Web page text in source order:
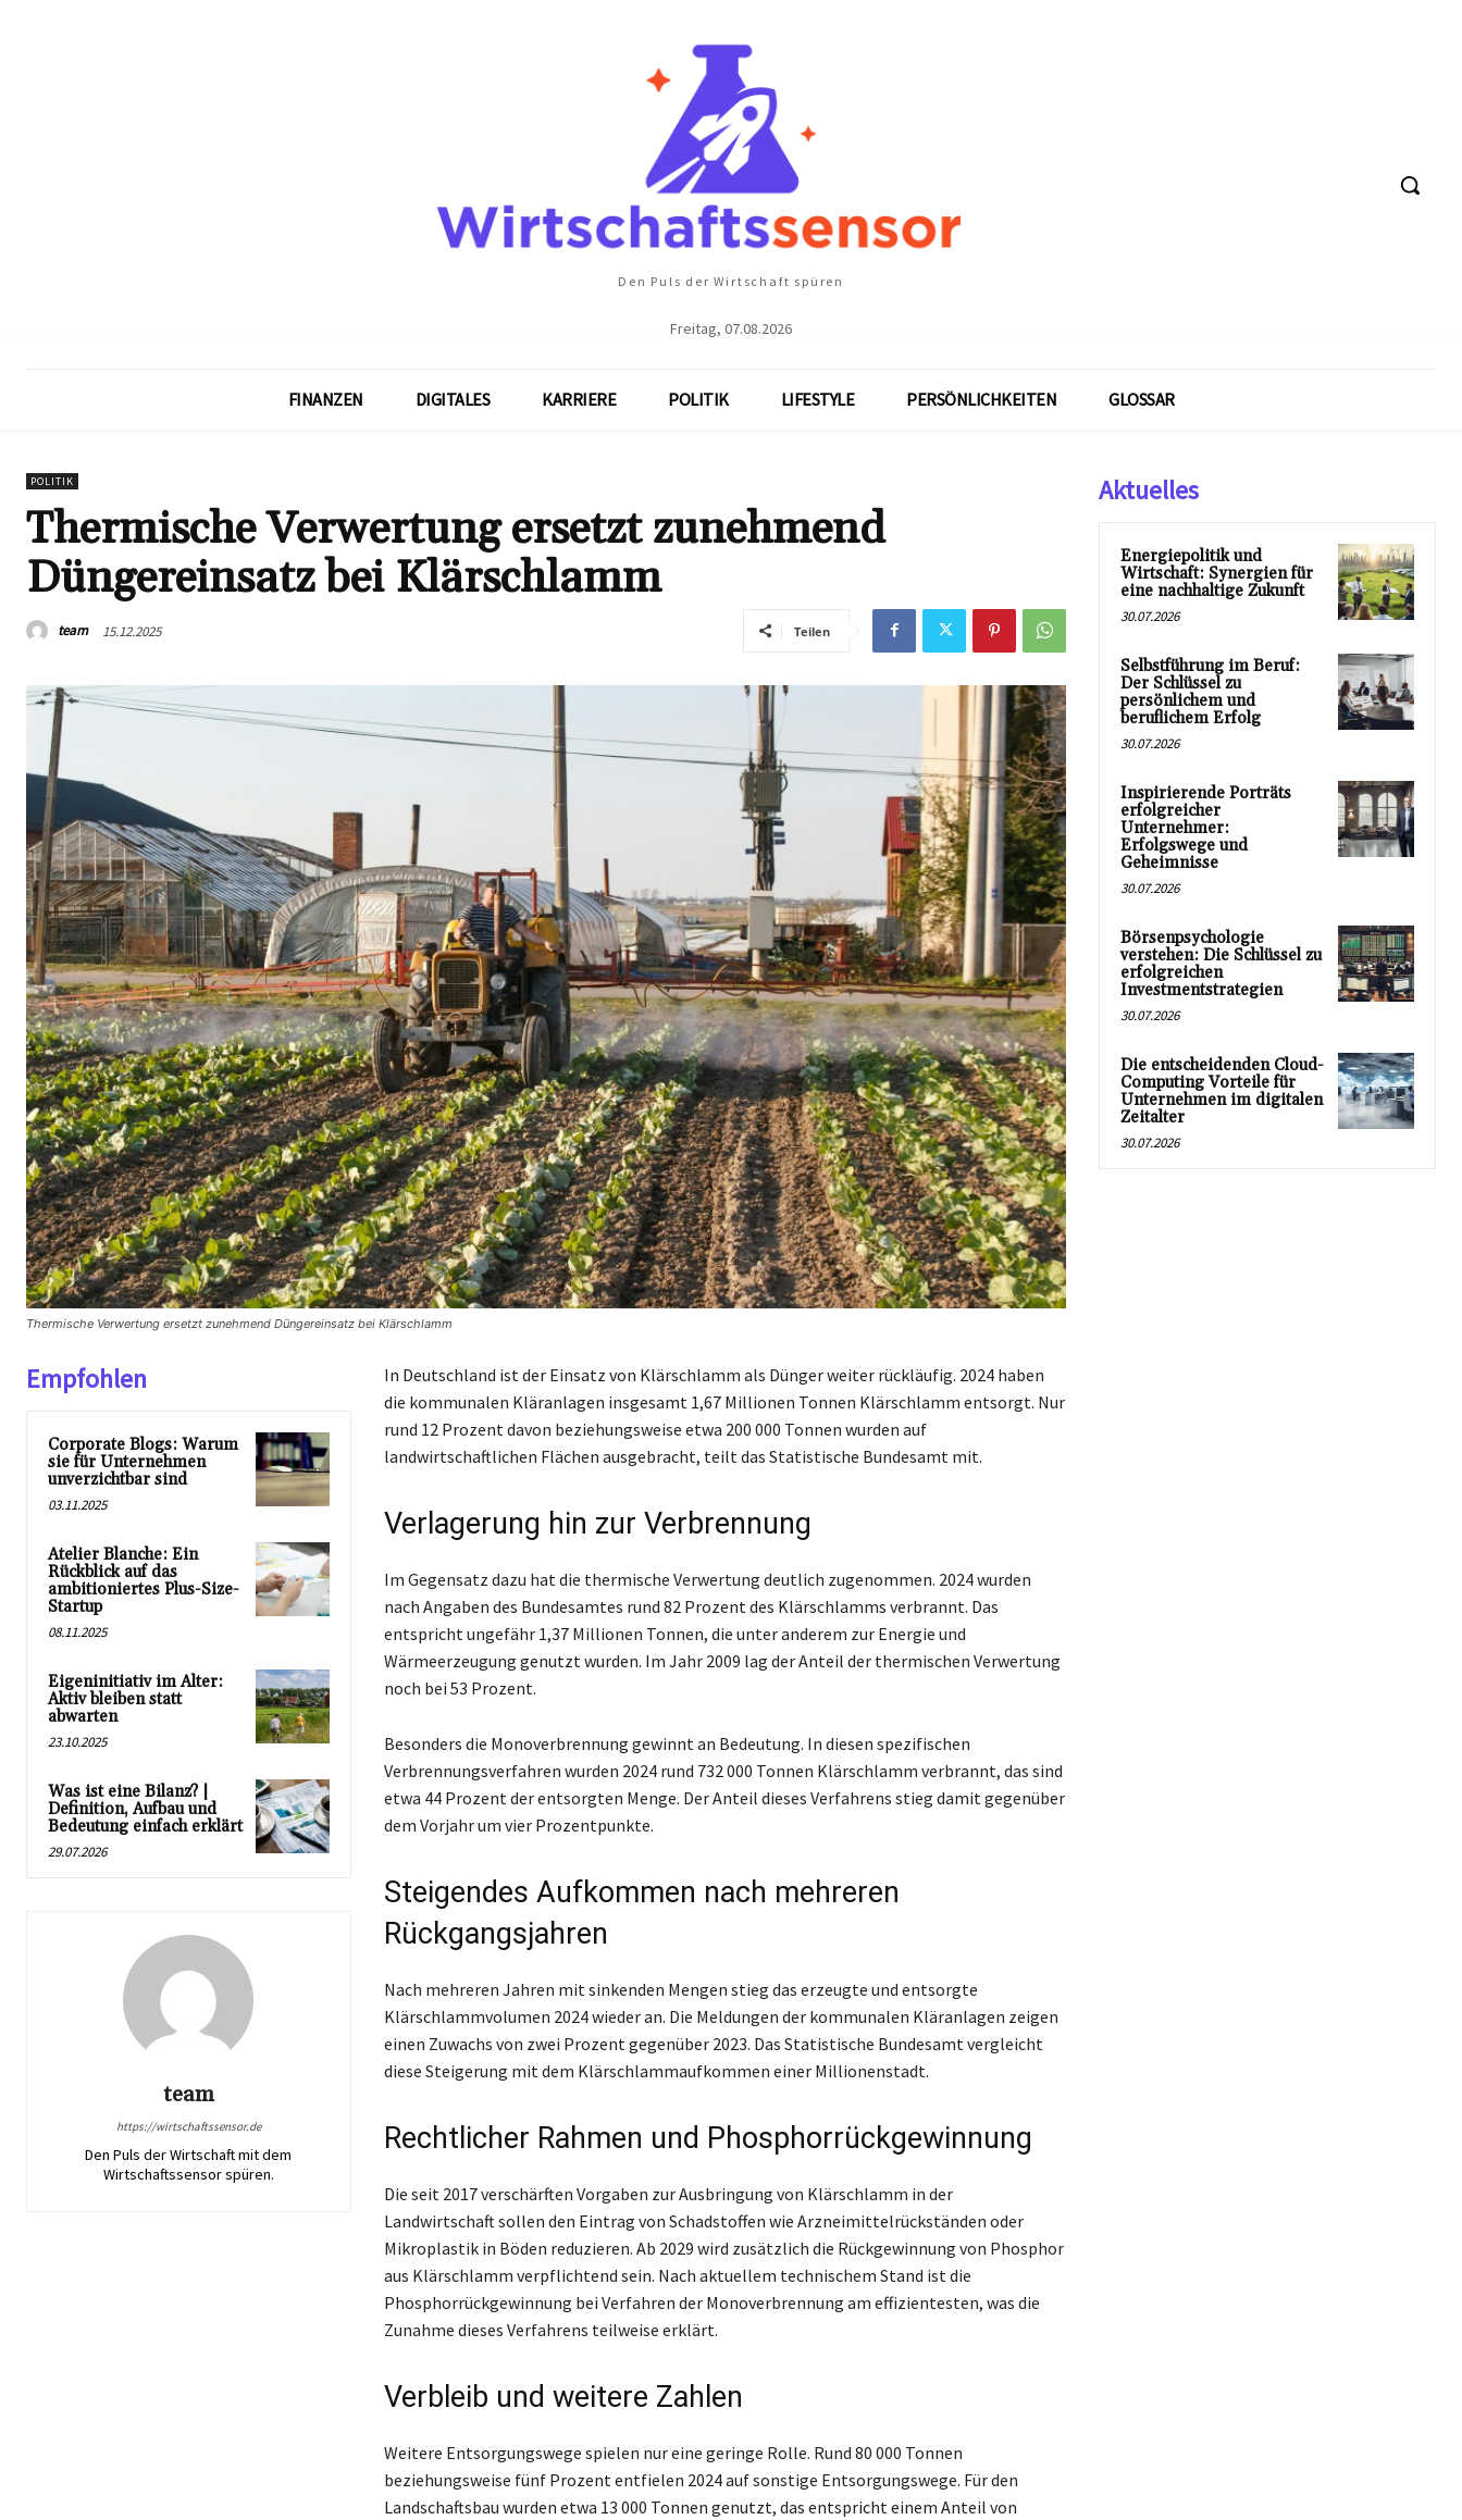
Den Puls der Wirtschaft spüren
Freitag, 07.08.2026
FINANZEN DIGITALES KARRIERE POLITIK LIFESTYLE PERSÖNLICHKEITEN GLOSSAR
POLITIK
Thermische Verwertung ersetzt zunehmend
Düngereinsatz bei Klärschlamm
team 15.12.2025 Teilen
Thermische Verwertung ersetzt zunehmend Düngereinsatz bei Klärschlamm
Empfohlen
Corporate Blogs: Warum
sie für Unternehmen
unverzichtbar sind
03.11.2025
Atelier Blanche: Ein
Rückblick auf das
ambitioniertes Plus-Size-
Startup
08.11.2025
Eigeninitiativ im Alter:
Aktiv bleiben statt
abwarten
23.10.2025
Was ist eine Bilanz? |
Definition, Aufbau und
Bedeutung einfach erklärt
29.07.2026
team
https://wirtschaftssensor.de
Den Puls der Wirtschaft mit dem
Wirtschaftssensor spüren.
In Deutschland ist der Einsatz von Klärschlamm als Dünger weiter rückläufig. 2024 haben
die kommunalen Kläranlagen insgesamt 1,67 Millionen Tonnen Klärschlamm entsorgt. Nur
rund 12 Prozent davon beziehungsweise etwa 200 000 Tonnen wurden auf
landwirtschaftlichen Flächen ausgebracht, teilt das Statistische Bundesamt mit.
Verlagerung hin zur Verbrennung
Im Gegensatz dazu hat die thermische Verwertung deutlich zugenommen. 2024 wurden
nach Angaben des Bundesamtes rund 82 Prozent des Klärschlamms verbrannt. Das
entspricht ungefähr 1,37 Millionen Tonnen, die unter anderem zur Energie und
Wärmeerzeugung genutzt wurden. Im Jahr 2009 lag der Anteil der thermischen Verwertung
noch bei 53 Prozent.
Besonders die Monoverbrennung gewinnt an Bedeutung. In diesen spezifischen
Verbrennungsverfahren wurden 2024 rund 732 000 Tonnen Klärschlamm verbrannt, das sind
etwa 44 Prozent der entsorgten Menge. Der Anteil dieses Verfahrens stieg damit gegenüber
dem Vorjahr um vier Prozentpunkte.
Steigendes Aufkommen nach mehreren
Rückgangsjahren
Nach mehreren Jahren mit sinkenden Mengen stieg das erzeugte und entsorgte
Klärschlammvolumen 2024 wieder an. Die Meldungen der kommunalen Kläranlagen zeigen
einen Zuwachs von zwei Prozent gegenüber 2023. Das Statistische Bundesamt vergleicht
diese Steigerung mit dem Klärschlammaufkommen einer Millionenstadt.
Rechtlicher Rahmen und Phosphorrückgewinnung
Die seit 2017 verschärften Vorgaben zur Ausbringung von Klärschlamm in der
Landwirtschaft sollen den Eintrag von Schadstoffen wie Arzneimittelrückständen oder
Mikroplastik in Böden reduzieren. Ab 2029 wird zusätzlich die Rückgewinnung von Phosphor
aus Klärschlamm verpflichtend sein. Nach aktuellem technischem Stand ist die
Phosphorrückgewinnung bei Verfahren der Monoverbrennung am effizientesten, was die
Zunahme dieses Verfahrens teilweise erklärt.
Verbleib und weitere Zahlen
Weitere Entsorgungswege spielen nur eine geringe Rolle. Rund 80 000 Tonnen
beziehungsweise fünf Prozent entfielen 2024 auf sonstige Entsorgungswege. Für den
Landschaftsbau wurden etwa 13 000 Tonnen genutzt, das entspricht einem Anteil von
Aktuelles
Energiepolitik und
Wirtschaft: Synergien für
eine nachhaltige Zukunft
30.07.2026
Selbstführung im Beruf:
Der Schlüssel zu
persönlichem und
beruflichem Erfolg
30.07.2026
Inspirierende Porträts
erfolgreicher
Unternehmer:
Erfolgswege und
Geheimnisse
30.07.2026
Börsenpsychologie
verstehen: Die Schlüssel zu
erfolgreichen
Investmentstrategien
30.07.2026
Die entscheidenden Cloud-
Computing Vorteile für
Unternehmen im digitalen
Zeitalter
30.07.2026